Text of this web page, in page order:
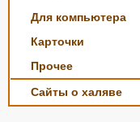
Для компьютера
Карточки
Прочее
Сайты о халяве